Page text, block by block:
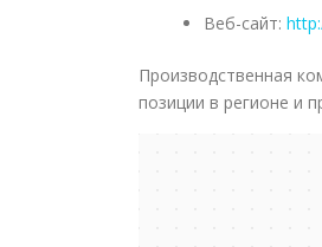
Веб-сайт:
Производственная
позиции в регионе и